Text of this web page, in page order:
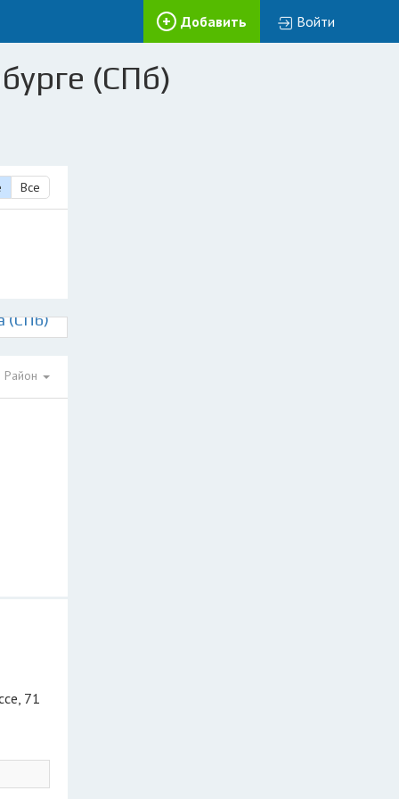
Добавить Войти
(СПб)
Все
(СПб)
Район
71